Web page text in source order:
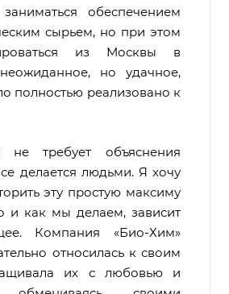
обеспечением
сырьем, но при этом
из Москвы в
но удачное,
полностью реализовано к
не требует объяснения
делается людьми. Я хочу
эту простую максиму
и как мы делаем, зависит
Компания «Био-Хим»
относилась к своим
их с любовью и